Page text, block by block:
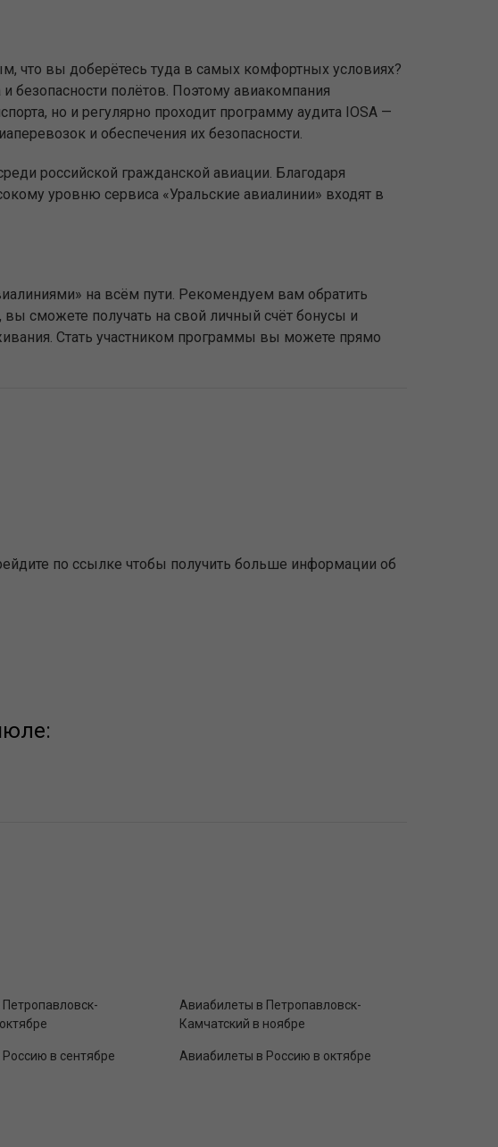
что вы доберётесь туда в самых комфортных условиях?
полётов. Поэтому авиакомпания
но и регулярно проходит программу аудита IOSA —
и обеспечения их безопасности.
российской гражданской авиации. Благодаря
уровню сервиса «Уральские авиалинии» входят в
на всём пути. Рекомендуем вам обратить
сможете получать на свой личный счёт бонусы и
Стать участником программы вы можете прямо
по ссылке чтобы получить больше информации об
Авиабилеты в Петропавловск-
Камчатский в ноябре
в сентябре Авиабилеты в Россию в октябре